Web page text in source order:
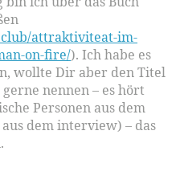
attraktiviteat-im-
on-fire/). Ich habe es
wollte Dir aber den Titel
nennen – es hört
Personen aus dem
dem interview) – das